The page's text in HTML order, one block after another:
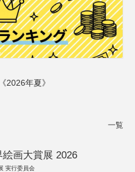
2026年夏》
一覧
画大賞展 2026
実行委員会